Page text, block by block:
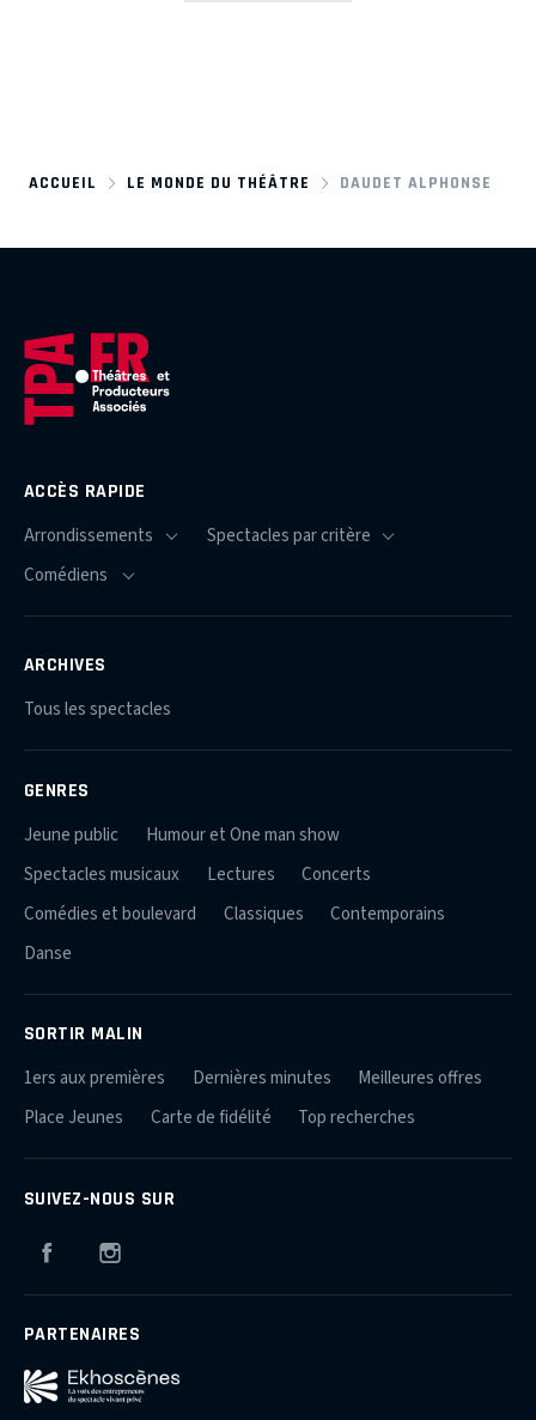
ACCUEIL LE MONDE DU THÉÂTRE DAUDET ALPHONSE
ACCÈS RAPIDE
ARCHIVES
Tous les spectacles
GENRES
Jeune public
Humour et One man show
Spectacles musicaux
Lectures
Concerts
Comédies et boulevard
Classiques
Contemporains
Danse
SORTIR MALIN
1ers aux premières Dernières minutes
Meilleures offres
Place Jeunes
Carte de fidélité Top recherches
SUIVEZ-NOUS SUR
Facebook
PARTENAIRES